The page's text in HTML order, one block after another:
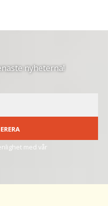
nyheterna!
med vår